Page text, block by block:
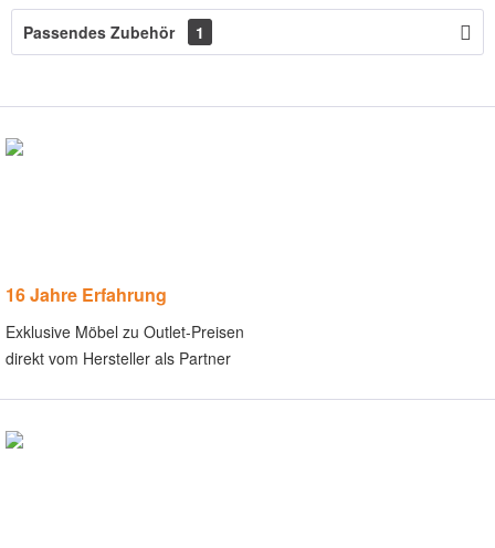
Passendes Zubehör 1
16 Jahre Erfahrung
Exklusive Möbel zu Outlet-Preisen
direkt vom Hersteller als Partner